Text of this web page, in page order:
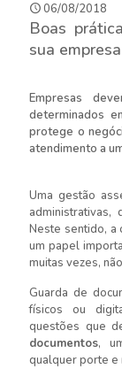
06/08/2018
Boas
sua empresa
Empresas
determinados
protege o
atendimento a
Uma gestão
Neste sentido, a
um papel
muitas vezes,
Guarda de
físicos ou
questões que
documentos,
qualquer porte e